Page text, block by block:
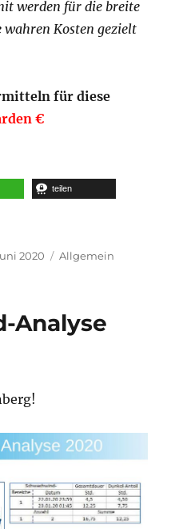
werden für die breite
wahren Kosten gezielt
für diese
€
teilen
2020 Kategorien
Allgemein
Analyse